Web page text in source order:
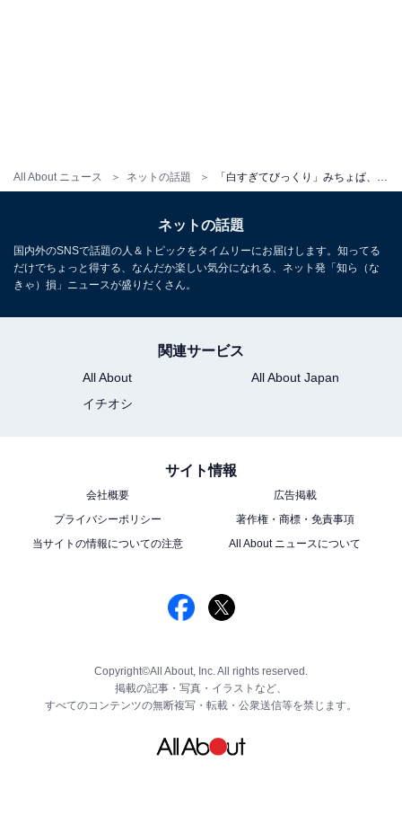
All About ニュース ネットの話題
ネットの話題
国内外のSNSで話題の人＆トピックをタイムリーにお届けします。知ってる
だけでちょっと得する、なんだか楽しい気分になれる、ネット発「知ら（な
きゃ）損」ニュースが盛りだくさん。
関連サービス
All About
All About Japan
イチオシ
サイト情報
会社概要
広告掲載
プライバシーポリシー
著作権・商標・免責事項
当サイトの情報についての注意
All About ニュースについて
Copyright©All About, Inc. All rights reserved.
掲載の記事・写真・イラストなど、
すべてのコンテンツの無断複写・転載・公衆送信等を禁じます。